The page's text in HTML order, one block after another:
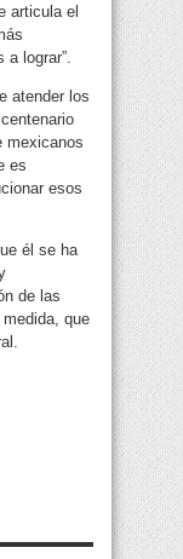
articula el
a lograr”.
atender los
mexicanos
es
esos
él se ha
de las
que